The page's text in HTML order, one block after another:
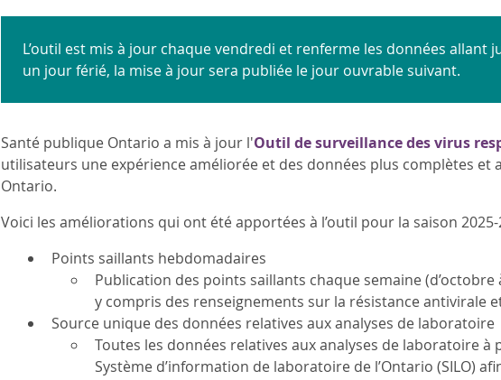
L’outil est mis à jour chaque vendredi et renferme les données allant
un jour férié, la mise à jour sera publiée le jour ouvrable suivant.
Santé publique Ontario a mis à jour l'Outil de surveillance des virus
utilisateurs une expérience améliorée et des données plus complètes et
Ontario.
Voici les améliorations qui ont été apportées à l’outil pour la saison 2025-
Points saillants hebdomadaires
Publication des points saillants chaque semaine
y compris des renseignements sur la résistance antivirale
Source unique des données relatives aux analyses de laboratoire
Toutes les données relatives aux analyses de laboratoire
Système d’information de laboratoire de l’Ontario (SILO)